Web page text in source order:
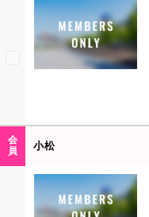
会
員
小松